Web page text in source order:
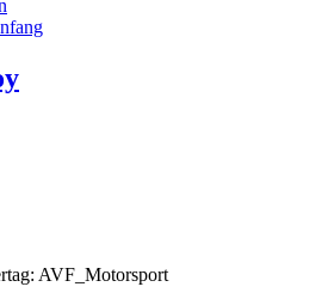
AVF_Motorsport